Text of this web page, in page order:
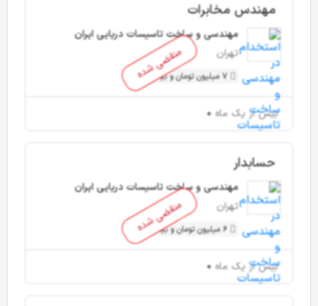
منقضی شده
مهندس مخابرات
مهندسی و ساخت تاسیسات دریایی ایران
تهران
7 میلیون تومان و بیشتر
بیش از یک ماه
منقضی شده
حسابدار
مهندسی و ساخت تاسیسات دریایی ایران
تهران
6 میلیون تومان و بیشتر
بیش از یک ماه